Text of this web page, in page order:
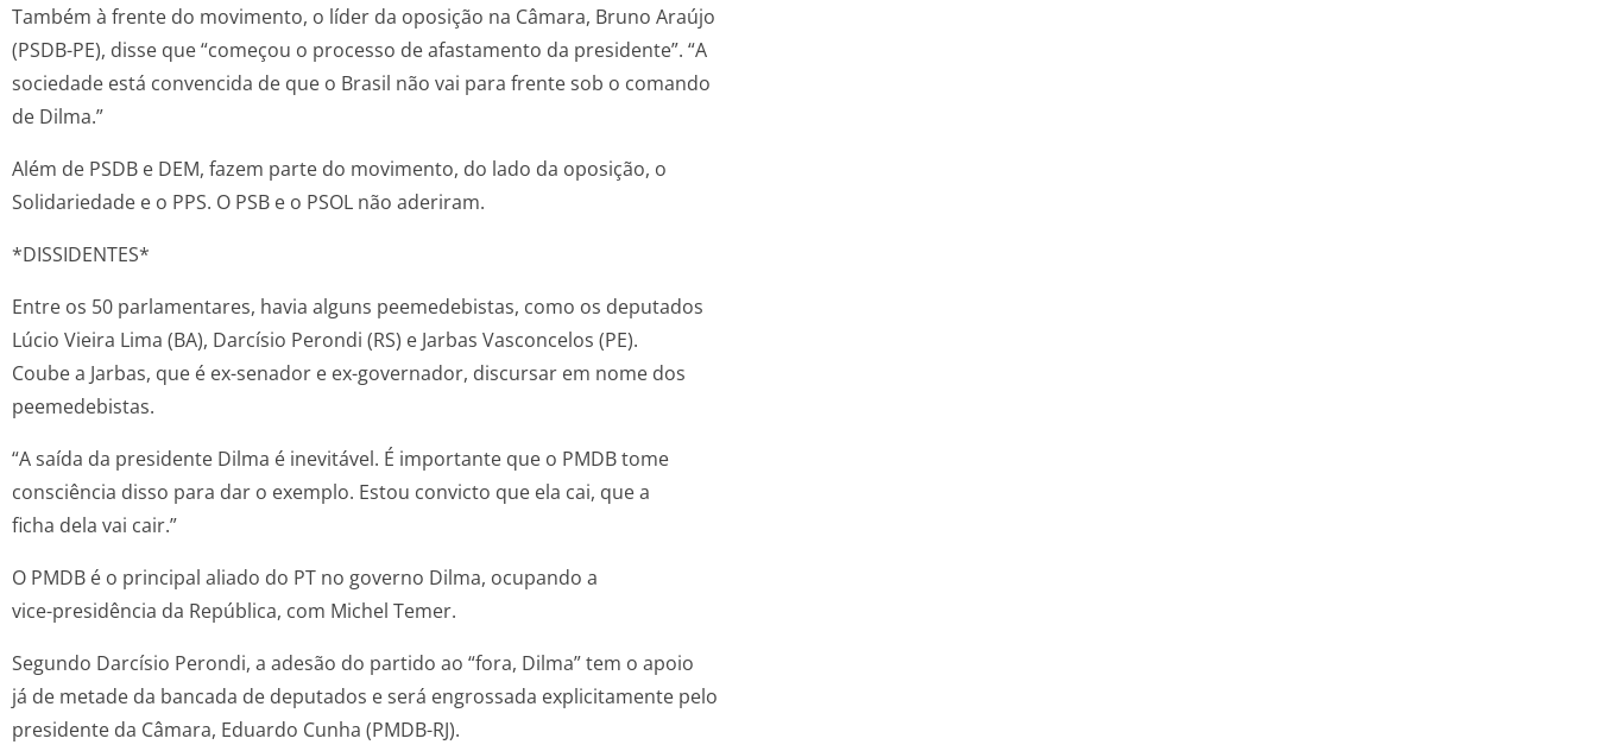
Também à frente do movimento, o líder da oposição na Câmara, Bruno Araújo
(PSDB-PE), disse que “começou o processo de afastamento da presidente”. “A
sociedade está convencida de que o Brasil não vai para frente sob o comando
de Dilma.”
Além de PSDB e DEM, fazem parte do movimento, do lado da oposição, o
Solidariedade e o PPS. O PSB e o PSOL não aderiram.
*DISSIDENTES*
Entre os 50 parlamentares, havia alguns peemedebistas, como os deputados
Lúcio Vieira Lima (BA), Darcísio Perondi (RS) e Jarbas Vasconcelos (PE).
Coube a Jarbas, que é ex-senador e ex-governador, discursar em nome dos
peemedebistas.
“A saída da presidente Dilma é inevitável. É importante que o PMDB tome
consciência disso para dar o exemplo. Estou convicto que ela cai, que a
ficha dela vai cair.”
O PMDB é o principal aliado do PT no governo Dilma, ocupando a
vice-presidência da República, com Michel Temer.
Segundo Darcísio Perondi, a adesão do partido ao “fora, Dilma” tem o apoio
já de metade da bancada de deputados e será engrossada explicitamente pelo
presidente da Câmara, Eduardo Cunha (PMDB-RJ).